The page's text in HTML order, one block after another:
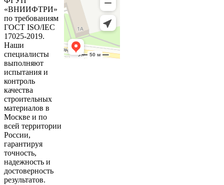
«ВНИИФТРИ»
по требованиям
ГОСТ ISO/IEC
17025-2019.
Наши
специалисты
выполняют
испытания и
контроль
качества
строительных
материалов в
Москве и по
всей территории
России,
гарантируя
точность,
надежность и
достоверность
результатов.